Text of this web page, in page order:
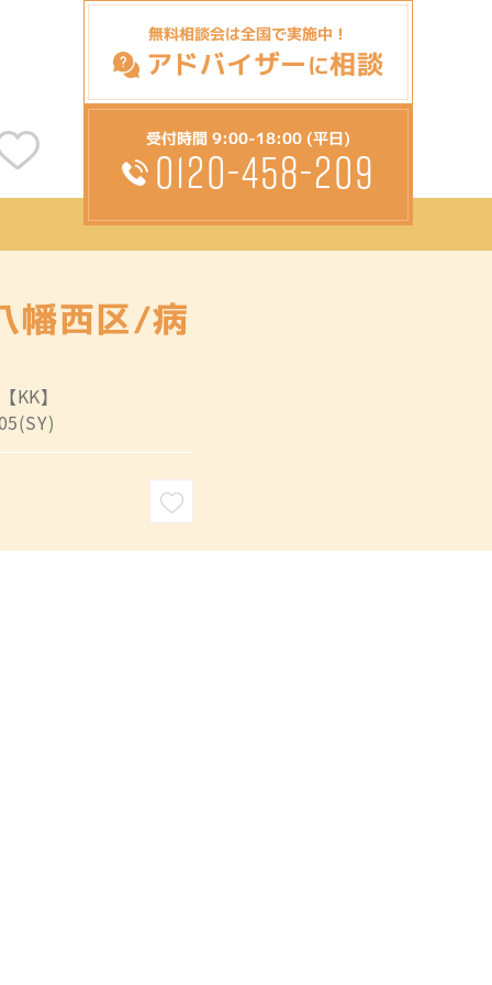
無料相談会は全国で実施中！
アドバイザーに相談
受付時間 9:00-18:00 (平日)
0120-458-209
幡西区/病
KK】